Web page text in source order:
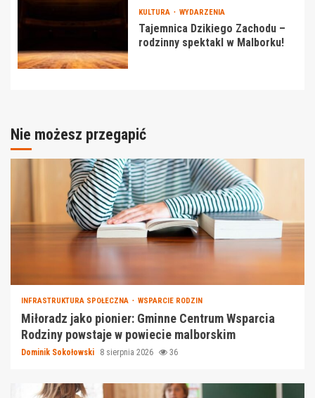
KULTURA WYDARZENIA
Tajemnica Dzikiego Zachodu –
rodzinny spektakl w Malborku!
Nie możesz przegapić
INFRASTRUKTURA SPOŁECZNA WSPARCIE RODZIN
Miłoradz jako pionier: Gminne Centrum Wsparcia
Rodziny powstaje w powiecie malborskim
Dominik Sokołowski 8 sierpnia 2026 36